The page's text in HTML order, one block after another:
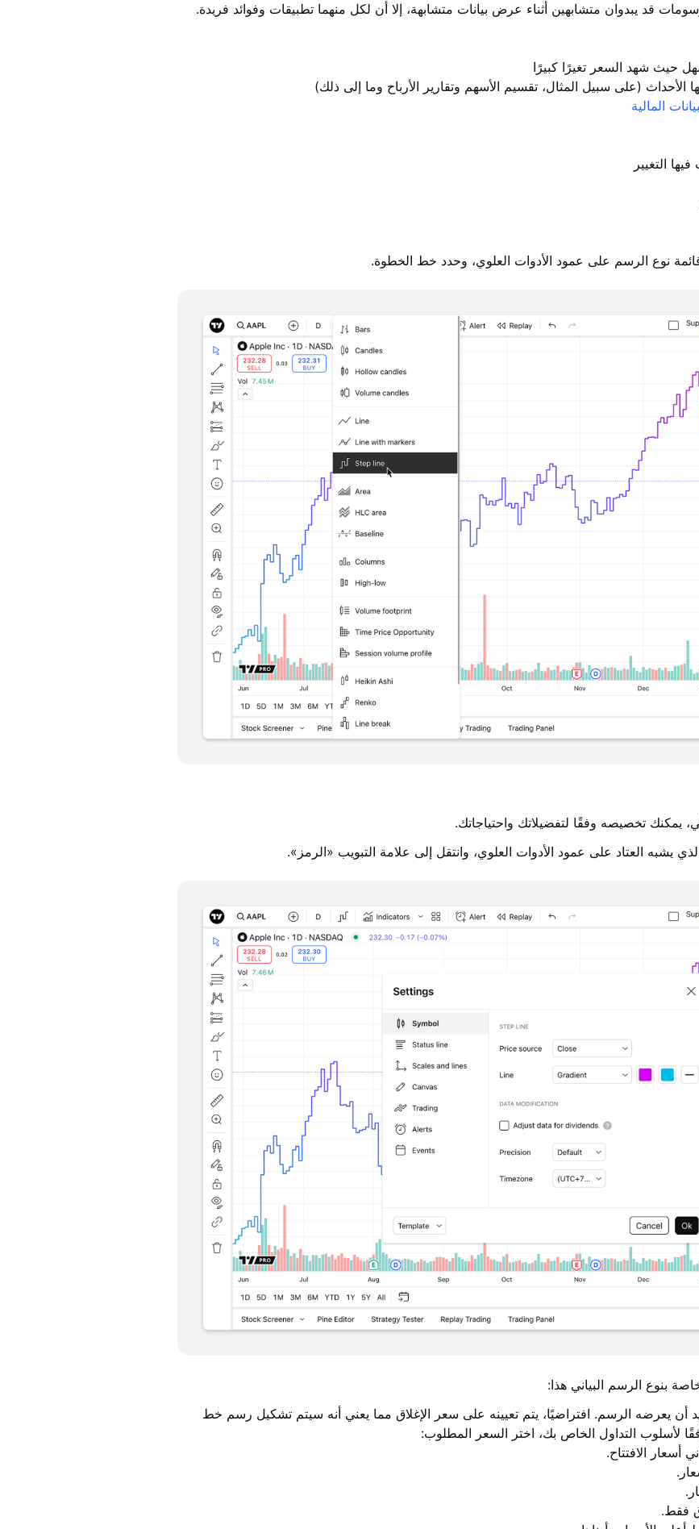
قد يبدوان متشابهين أثناء عرض بيانات متشابهة، إلا أن لكل منهما تطبيقات وفوائد فريدة.
حيث شهد السعر تغيرًا كبيرًا
الأحداث (على سبيل المثال، تقسيم الأسهم وتقارير الأرباح وما إلى ذلك)
المالية
التغيير
تخصيصه وفقًا لتفضيلاتك واحتياجاتك.
يشبه العتاد على عمود الأدوات العلوي، وانتقل إلى علامة التبويب «الرمز».
بنوع الرسم البياني هذا:
أن يعرضه الرسم. افتراضيًا، يتم تعيينه على سعر الإغلاق مما يعني أنه سيتم تشكيل رسم خط
لأسلوب التداول الخاص بك، اختر السعر المطلوب:
أسعار الافتتاح.
فقط.